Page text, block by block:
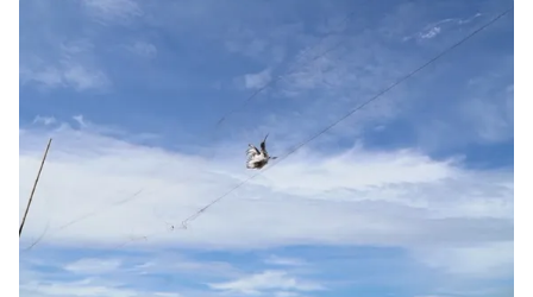
Giải sao mai
Làm đẹp
Chất lượng cuộc sống
Học trực tuyến
Công nghệ
Hitech Công nghệ tương lai
Sản phẩm
Thị trường
Giao lưu trực tuyến
Lịch phát sóng